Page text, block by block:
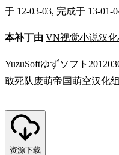
于 12-03-03, 完成于 13-01-
本补丁由 VN视觉小说汉
YuzuSoftゆずソフト
敢死队废萌帝国萌空汉化
资源下载